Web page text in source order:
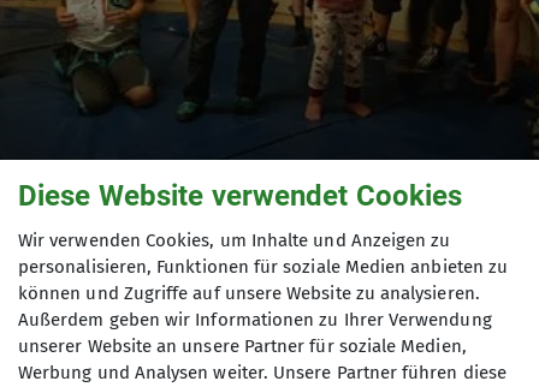
Diese Website verwendet Cookies
Wir verwenden Cookies, um Inhalte und Anzeigen zu
personalisieren, Funktionen für soziale Medien anbieten zu
können und Zugriffe auf unsere Website zu analysieren.
Außerdem geben wir Informationen zu Ihrer Verwendung
unserer Website an unsere Partner für soziale Medien,
Werbung und Analysen weiter. Unsere Partner führen diese